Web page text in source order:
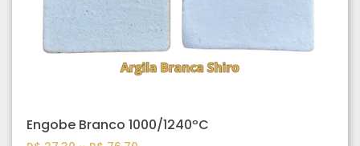
Engobe Branco 1000/1240ºC